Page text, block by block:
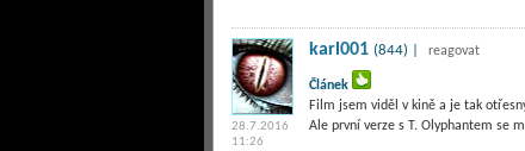
28.7.2016
11:26
karl001 (844) | reagovat
Článek
Film jsem viděl v kině a je tak
Ale první verze s T. Olyphantem se